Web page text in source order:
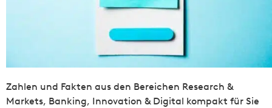
Zahlen und Fakten aus den Bereichen Research &
Markets, Banking, Innovation & Digital kompakt für Sie